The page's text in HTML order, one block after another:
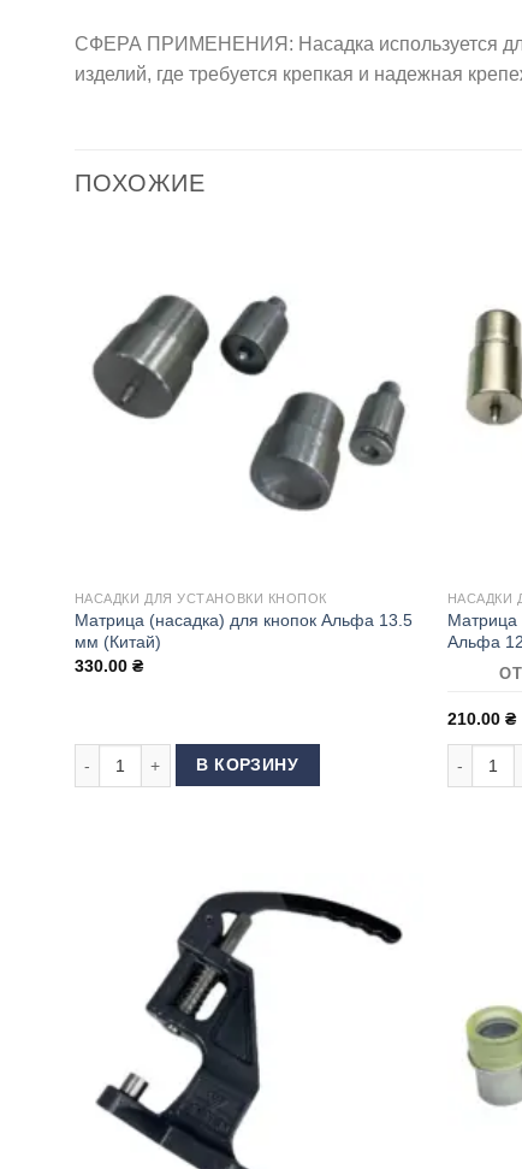
СФЕРА ПРИМЕНЕНИЯ: Насадка используется для
изделий, где требуется крепкая и надежная
ПОХОЖИЕ
НАСАДКИ ДЛЯ УСТАНОВКИ КНОПОК
Матрица (насадка) для кнопок Альфа 13.5
мм (Китай)
330.00 ₴
Количество товара Матрица (насадка) для кнопок
В КОРЗИНУ
НАСАДКИ
Матрица
Альфа
210.00 ₴